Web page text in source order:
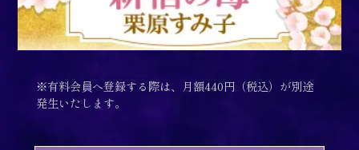
※有料会員へ登録する際は、月額440円（税込）が別途
発生いたします。